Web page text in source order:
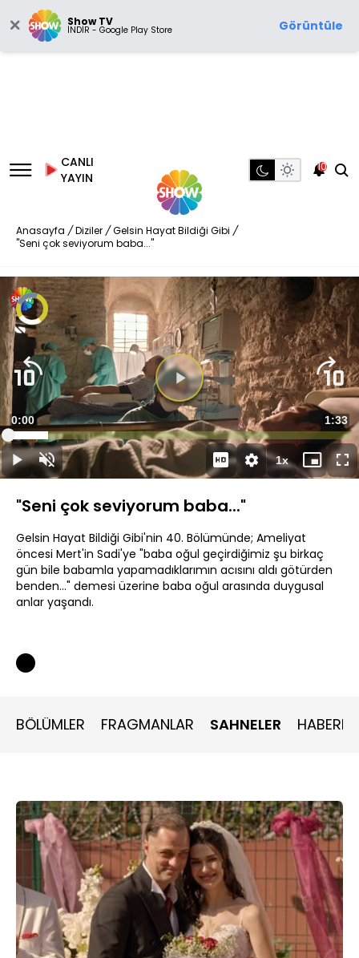
Show TV
İNDİR - Google Play Store Görüntüle
CANLI
YAYIN
10
Anasayfa / Diziler / Gelsin Hayat Bildiği Gibi /
"Seni çok seviyorum baba..."
Duraklat
Sesi
Aç
Süre
0:00
Süre
1:33
Yüklendi:
11.76%
1xOynatma
Hızı
Mini
oynatıcı
"Seni çok seviyorum baba..."
Gelsin Hayat Bildiği Gibi'nin 40. Bölümünde; Ameliyat
öncesi Mert'in Sadi'ye "baba oğul geçirdiğimiz şu birkaç
gün bile babamla yapamadıklarımın acısını aldı götürden
benden..." demesi üzerine baba oğul arasında duygusal
anlar yaşandı.
BÖLÜMLER FRAGMANLAR SAHNELER